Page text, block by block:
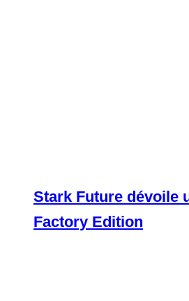
Stark Future dévoile
Factory Edition